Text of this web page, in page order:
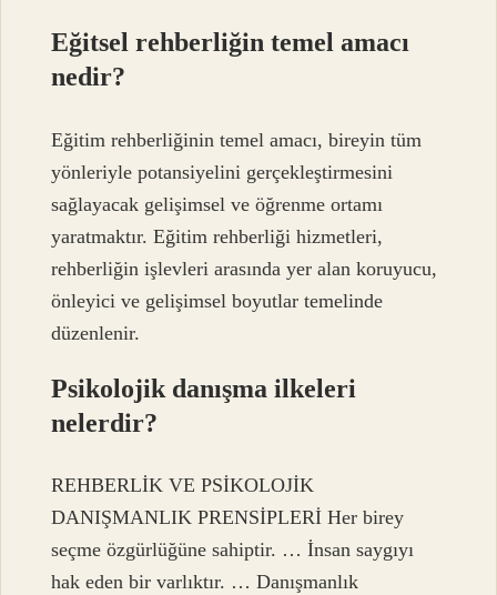
Eğitsel rehberliğin temel amacı
nedir?
Eğitim rehberliğinin temel amacı, bireyin tüm
yönleriyle potansiyelini gerçekleştirmesini
sağlayacak gelişimsel ve öğrenme ortamı
yaratmaktır. Eğitim rehberliği hizmetleri,
rehberliğin işlevleri arasında yer alan koruyucu,
önleyici ve gelişimsel boyutlar temelinde
düzenlenir.
Psikolojik danışma ilkeleri
nelerdir?
REHBERLİK VE PSİKOLOJİK
DANIŞMANLIK PRENSİPLERİ Her birey
seçme özgürlüğüne sahiptir. … İnsan saygıyı
hak eden bir varlıktır. … Danışmanlık